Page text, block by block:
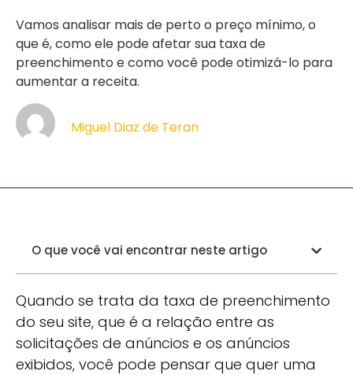
Vamos analisar mais de perto o preço mínimo, o
que é, como ele pode afetar sua taxa de
preenchimento e como você pode otimizá-lo para
aumentar a receita.
Miguel Diaz de Teran
O que você vai encontrar neste artigo
Quando se trata da taxa de preenchimento
do seu site, que é a relação entre as
solicitações de anúncios e os anúncios
exibidos, você pode pensar que quer uma